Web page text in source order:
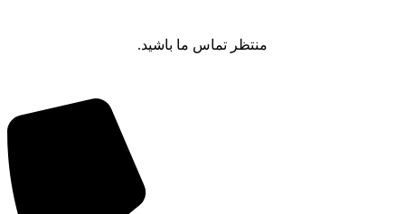
منتظر تماس ما باشید.